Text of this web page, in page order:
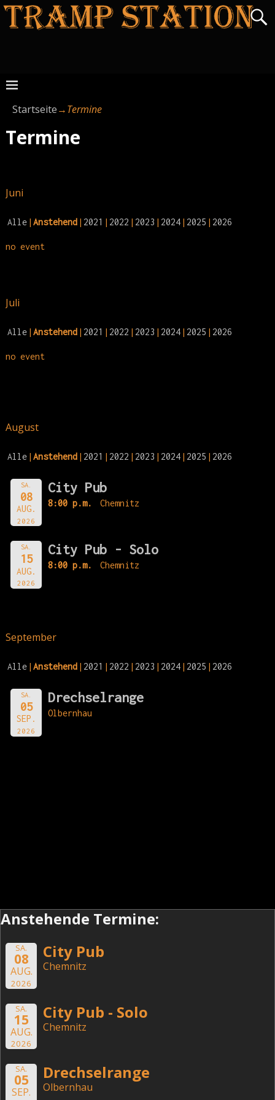
Startseite→Termine
Termine
Juni
Alle Anstehend 2021 2022 2023 2024 2025 2026
no event
Juli
Alle Anstehend 2021 2022 2023 2024 2025 2026
no event
August
Alle Anstehend 2021 2022 2023 2024 2025 2026
SA.
08
AUG.
2026
City Pub
8:00 p.m. Chemnitz
SA.
15
AUG.
2026
City Pub - Solo
8:00 p.m. Chemnitz
September
Alle Anstehend 2021 2022 2023 2024 2025 2026
SA.
05
SEP.
2026
Drechselrange
Olbernhau
Anstehende Termine:
SA.
08
AUG.
2026
City Pub
Chemnitz
SA.
15
AUG.
2026
City Pub - Solo
Chemnitz
SA.
05
SEP.
Drechselrange
Olbernhau